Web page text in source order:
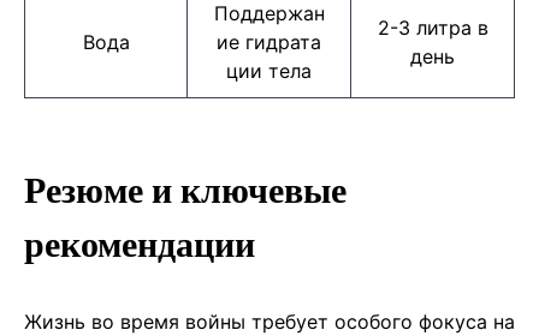
Вода
Поддержан
ие гидрата
ции тела
2-3 литра в
день
Резюме и ключевые
рекомендации
Жизнь во время войны требует особого фокуса на